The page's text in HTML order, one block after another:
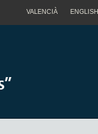
VALENCIÀ ENGLISH